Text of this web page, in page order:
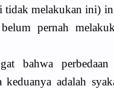
tidak melakukan ini)
pernah
bahwa perbedaan
keduanya adalah